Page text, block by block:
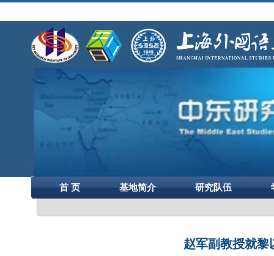
首 页 基地简介 研究队伍
赵军副教授就黎